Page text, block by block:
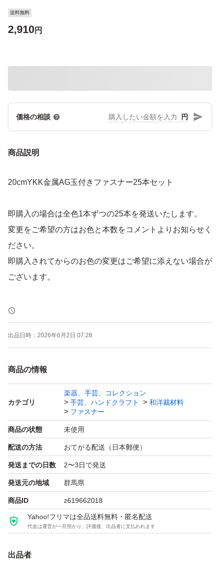
送料無料
2,910円
価格の相談 円
商品説明
20cmYKK金属AG玉付きファスナー25本セット
即購入の場合は全色1本ずつの25本を発送いたします。
変更をご希望の方はお色と本数をコメントよりお知らせく
ださい。
即購入されてからのお色の変更はご希望に添えない場合が
ございます。
表記の長さは金属部分の長さになり
全長は＋3cmとなります。
12,14,16,18,20,25,30cm
価格(送料込み)
10本…1,270円
20本…2,360円
25本…2,910円
30本…3,450円
40本…4,540円
①ホワイト(501)
出品日時： 2026年6月2日 07:28
商品の情報
カテゴリ
楽器、手芸、コレクション
手芸、ハンドクラフト
和洋裁材料
ファスナー
商品の状態 未使用
配送の方法 おてがる配送（日本郵便）
発送までの日数 2〜3日で発送
発送元の地域 群馬県
商品ID z619662018
Yahoo!フリマは全品送料無料・匿名配送
代金は運営が一旦預かり、評価後、出品者に支払われます
出品者